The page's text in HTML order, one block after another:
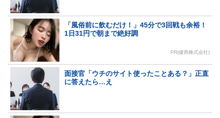
「風俗前に飲むだけ！」45分で3回戦も余裕！
1日31円で朝まで絶好調
PR(健商株式会社)
面接官「ウチのサイト使ったことある？」正直
に答えたら…え